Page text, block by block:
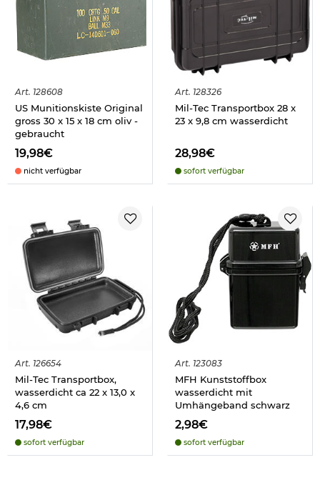
Art. 128608
US Munitionskiste Original
gross 30 x 15 x 18 cm oliv -
gebraucht
19,98€
nicht verfügbar
Art. 128326
Mil-Tec Transportbox 28 x
23 x 9,8 cm wasserdicht
28,98€
sofort verfügbar
Art. 126654
Mil-Tec Transportbox,
wasserdicht ca 22 x 13,0 x
4,6 cm
17,98€
sofort verfügbar
Art. 123083
MFH Kunststoffbox
wasserdicht mit
Umhängeband schwarz
2,98€
sofort verfügbar